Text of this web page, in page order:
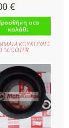
€
στο
καλάθι
ΚΟΥΚΟΎΛΕΣ